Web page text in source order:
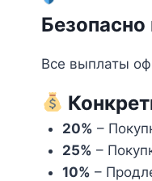
Безопасно
Все выплаты
20% –
25% –
10% –